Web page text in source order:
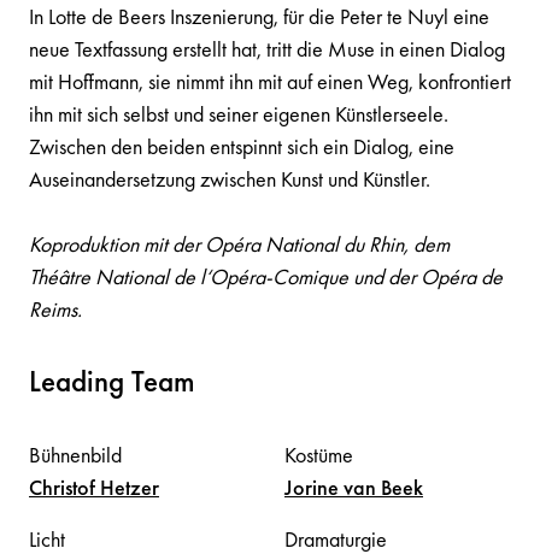
In Lotte de Beers Inszenierung, für die Peter te Nuyl eine
neue Textfassung erstellt hat, tritt die Muse in einen Dialog
mit Hoffmann, sie nimmt ihn mit auf einen Weg, konfrontiert
ihn mit sich selbst und seiner eigenen Künstlerseele.
Zwischen den beiden entspinnt sich ein Dialog, eine
Auseinandersetzung zwischen Kunst und Künstler.
Koproduktion mit der Opéra National du Rhin, dem
Théâtre National de l‘Opéra-Comique und der Opéra de
Reims.
Leading Team
Bühnenbild
Christof Hetzer
Kostüme
Jorine van Beek
Licht
Dramaturgie